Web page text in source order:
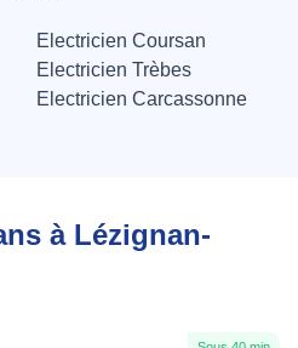
Electricien Coursan
Electricien Trèbes
Electricien Carcassonne
à Lézignan-